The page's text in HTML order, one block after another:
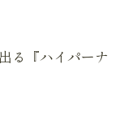
る『ハイパーナ